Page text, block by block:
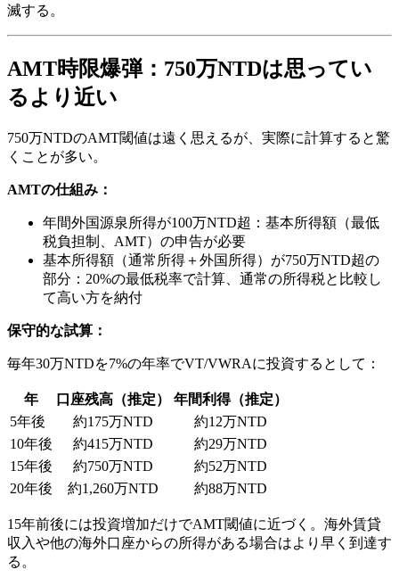
滅する。
AMT時限爆弾：750万NTDは思ってい
るより近い
750万NTDのAMT閾値は遠く思えるが、実際に計算すると驚
くことが多い。
AMTの仕組み：
年間外国源泉所得が100万NTD超：基本所得額（最低
税負担制、AMT）の申告が必要
基本所得額（通常所得＋外国所得）が750万NTD超の
部分：20%の最低税率で計算、通常の所得税と比較し
て高い方を納付
保守的な試算：
毎年30万NTDを7%の年率でVT/VWRAに投資するとして：
年 口座残高（推定）
年間利得（推定）
5年後
約175万NTD
約12万NTD
10年後
約415万NTD
約29万NTD
15年後
約750万NTD
約52万NTD
20年後
約1,260万NTD 約88万NTD
15年前後には投資増加だけでAMT閾値に近づく。海外賃貸
収入や他の海外口座からの所得がある場合はより早く到達す
る。